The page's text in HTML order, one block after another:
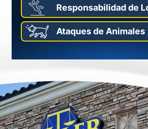
Responsabilidad de
Ataques de Animales